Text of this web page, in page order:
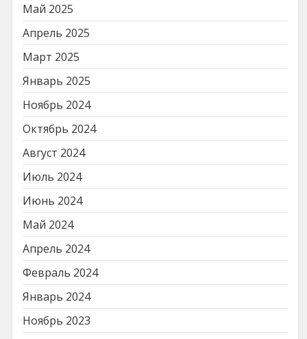
Май 2025
Апрель 2025
Март 2025
Январь 2025
Ноябрь 2024
Октябрь 2024
Август 2024
Июль 2024
Июнь 2024
Май 2024
Апрель 2024
Февраль 2024
Январь 2024
Ноябрь 2023